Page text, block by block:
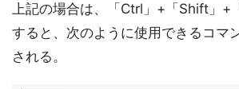
上記の場合は、「Ctrl」+「Shift」+
すると、次のように使用できるコマ
される。